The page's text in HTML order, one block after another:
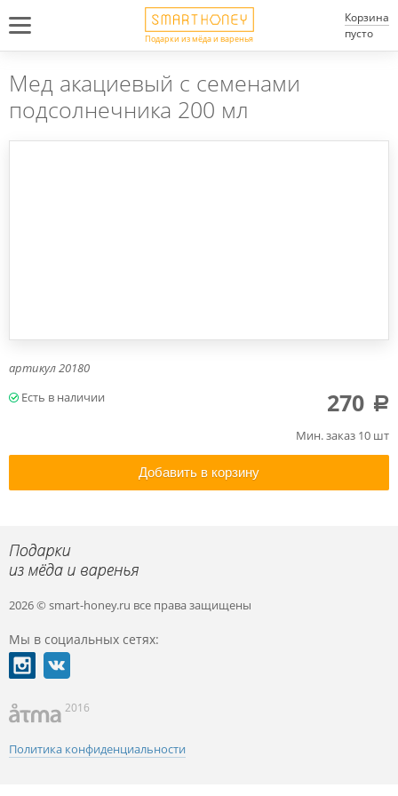
Подарки из мёда и варенья
Корзина
пусто
Мед акациевый с семенами
подсолнечника 200 мл
артикул20180
Мин. заказ 10 шт
270 a
Добавить в корзину
2026 © smart-honey.ru все права защищены
Мы в социальных сетях:
2016
Политика конфиденциальности